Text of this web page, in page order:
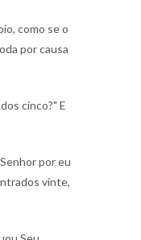
como se o
por causa
cinco?" E
por eu
vinte,